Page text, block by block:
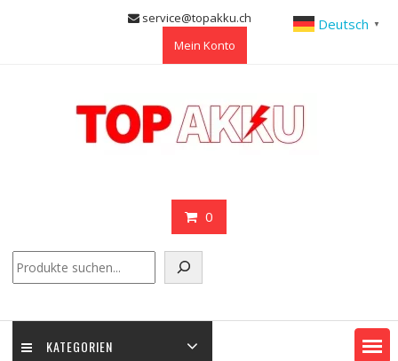
service@topakku.ch
Mein Konto
0
KATEGORIEN
Deutsch ▼